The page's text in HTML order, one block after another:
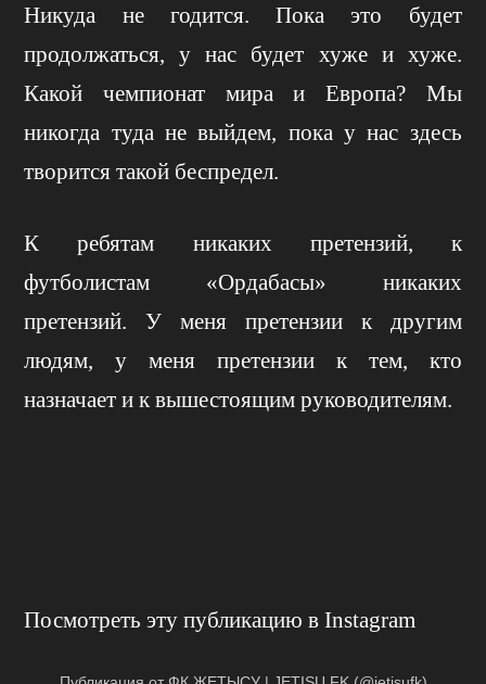
Никуда не годится. Пока это будет
продолжаться, у нас будет хуже и хуже.
Какой чемпионат мира и Европа? Мы
никогда туда не выйдем, пока у нас здесь
творится такой беспредел.
К ребятам никаких претензий, к
футболистам «Ордабасы» никаких
претензий. У меня претензии к другим
людям, у меня претензии к тем, кто
назначает и к вышестоящим руководителям.
Посмотреть эту публикацию в Instagram